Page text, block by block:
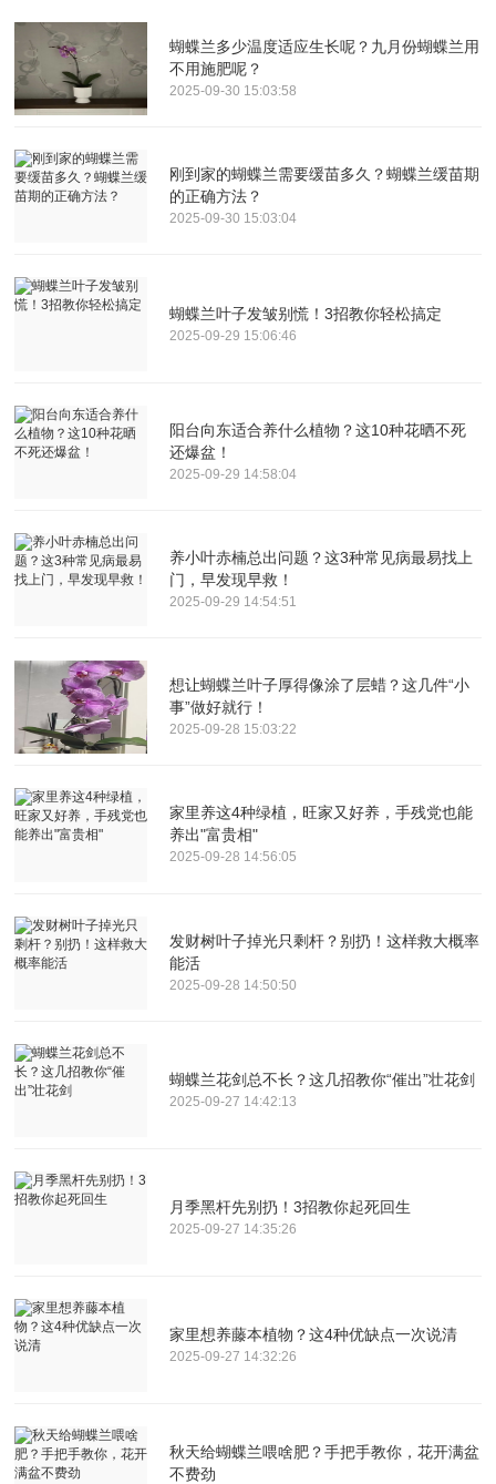
蝴蝶兰多少温度适应生长呢？九月份蝴蝶兰用
不用施肥呢？
2025-09-30 15:03:58
刚到家的蝴蝶兰需要缓苗多久？蝴蝶兰缓苗期
的正确方法？
2025-09-30 15:03:04
蝴蝶兰叶子发皱别慌！3招教你轻松搞定
2025-09-29 15:06:46
阳台向东适合养什么植物？这10种花晒不死
还爆盆！
2025-09-29 14:58:04
养小叶赤楠总出问题？这3种常见病最易找上
门，早发现早救！
2025-09-29 14:54:51
想让蝴蝶兰叶子厚得像涂了层蜡？这几件“小
事”做好就行！
2025-09-28 15:03:22
家里养这4种绿植，旺家又好养，手残党也能
养出"富贵相"
2025-09-28 14:56:05
发财树叶子掉光只剩杆？别扔！这样救大概率
能活
2025-09-28 14:50:50
蝴蝶兰花剑总不长？这几招教你“催出”壮花剑
2025-09-27 14:42:13
月季黑杆先别扔！3招教你起死回生
2025-09-27 14:35:26
家里想养藤本植物？这4种优缺点一次说清
2025-09-27 14:32:26
秋天给蝴蝶兰喂啥肥？手把手教你，花开满盆
不费劲